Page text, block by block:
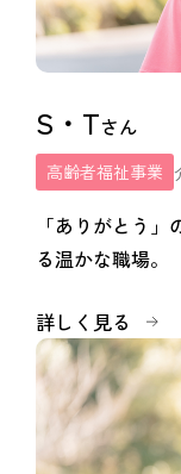
S・Tさん
高齢者福祉事業
「ありがとう
る温かな職場。
詳しく見る